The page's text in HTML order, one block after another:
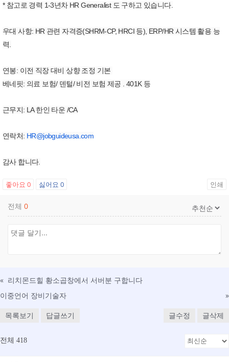
* 참고로 경력 1-3년차 HR Generalist 도 구하고 있습니다.
우대 사항: HR 관련 자격증(SHRM-CP, HRCI 등), ERP/HR 시스템 활용 능
력.
연봉: 이전 직장 대비 상향 조정 기본
베네핏: 의료 보험/ 덴털/ 비전 보험 제공 . 401K 등
근무지: LA 한인 타운 /CA
연락처: HR@jobguideusa.com
감사 합니다.
좋아요 0 싫어요 0 인쇄
전체 0
« 리치몬드힐 황소곱창에서 서버분 구합니다
이중언어 장비기술자
»
목록보기 답글쓰기 글수정 글삭제
전체 418